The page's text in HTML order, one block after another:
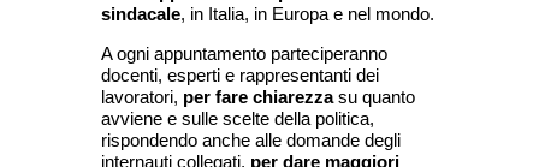
sindacale, in Italia, in Europa e nel mondo.
A ogni appuntamento parteciperanno
docenti, esperti e rappresentanti dei
lavoratori, per fare chiarezzasu quanto
avviene e sulle scelte della politica,
rispondendo anche alle domande degli
internauti collegati, per dare maggiori